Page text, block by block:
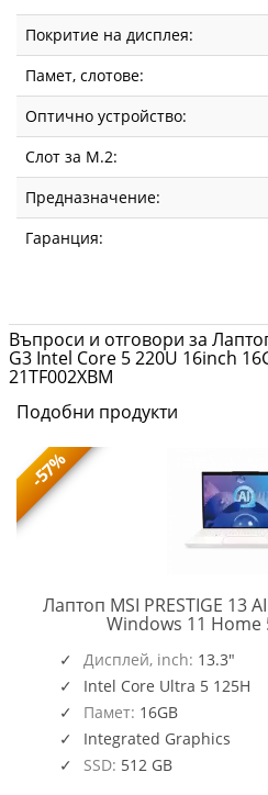
Покритие на дисплея:
Памет, слотове:
Оптично устройство:
Слот за М.2:
Предназначение:
Гаранция:
Въпроси и отговори за
G3 Intel Core 5 220U 16inch
21TF002XBM
Подобни продукти
-57%
Лаптоп MSI PRESTIGE 13
Windows 11 Home
Дисплей, inch: 13.3"
Intel Core Ultra 5 125H
Памет: 16GB
Integrated Graphics
SSD: 512 GB